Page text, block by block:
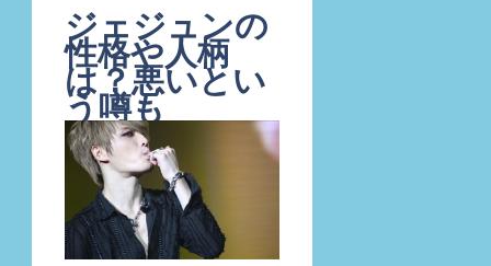
ジェジュンの
性格や人柄
は？悪いとい
う噂も